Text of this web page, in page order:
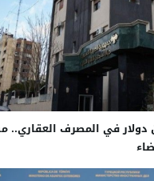
ملايين دولار في المصرف